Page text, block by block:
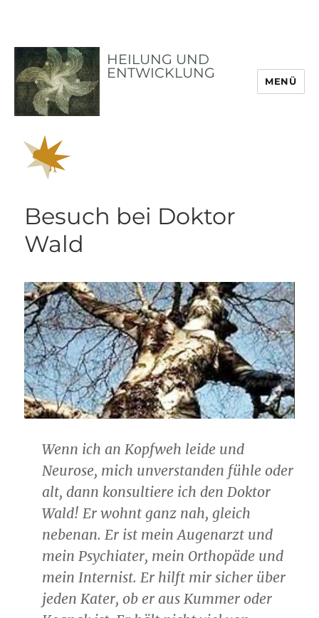
HEILUNG UND
ENTWICKLUNG
MENÜ
Besuch bei Doktor
Wald
Wenn ich an Kopfweh leide und
Neurose, mich unverstanden fühle oder
alt, dann konsultiere ich den Doktor
Wald! Er wohnt ganz nah, gleich
nebenan. Er ist mein Augenarzt und
mein Psychiater, mein Orthopäde und
mein Internist. Er hilft mir sicher über
jeden Kater, ob er aus Kummer oder